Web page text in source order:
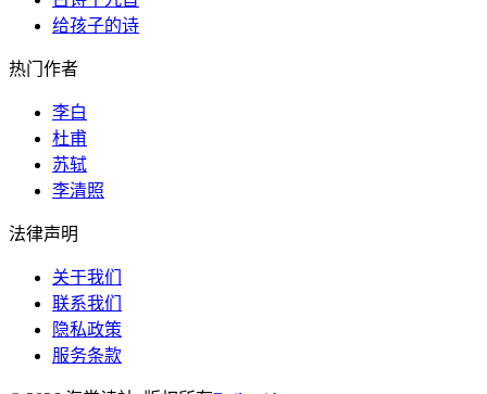
给孩子的诗
热门作者
李白
杜甫
苏轼
李清照
法律声明
关于我们
联系我们
隐私政策
服务条款